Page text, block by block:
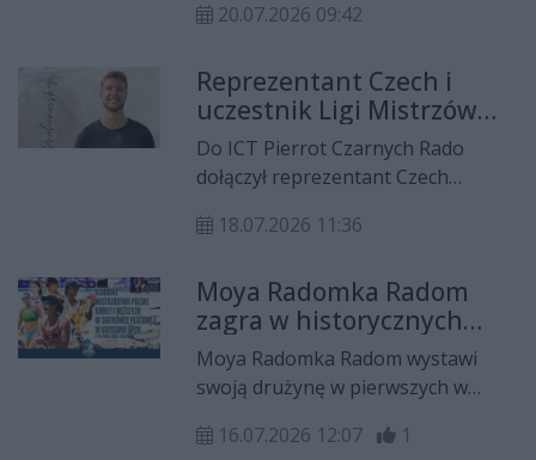
triathlonowych w Polsce - Lotto
rywalizowali na dwóch dystansach -
1/8 oraz 1/4 Ironmana.
20.07.2026 09:42
Reprezentant Czech i
uczestnik Ligi Mistrzów
dołącza do ICT Pierrot
Czarnych Radom
Do ICT Pierrot Czarnych Rado
dołączył reprezentant Czech
niedawno walczył w Lidze Mistrzów
18.07.2026 11:36
Moya Radomka Radom
zagra w historycznych
Klubowych Mistrzostwach
Polski w siatkówce
plażowej
Moya Radomka Radom wystawi
swoją drużynę w pierwszych w
Polski w siatkówce plażowej.
16.07.2026 12:07 1